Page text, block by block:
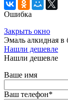
Ошибка
Закрыть окно
Эмаль алкидная
Нашли дешевле
Нашли дешевле
Ваше имя
Ваш телефон*